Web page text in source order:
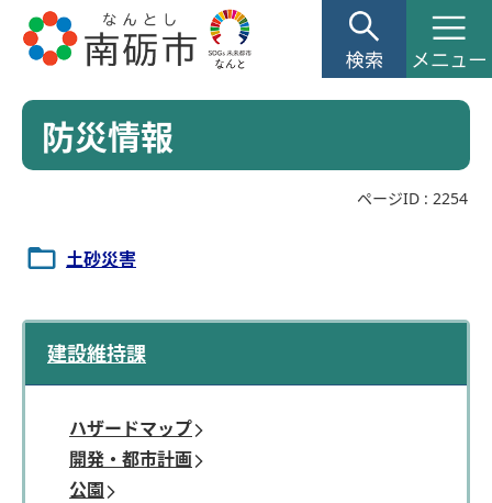
防災情報
ページID : 2254
土砂災害
建設維持課
ハザードマップ
開発・都市計画
公園